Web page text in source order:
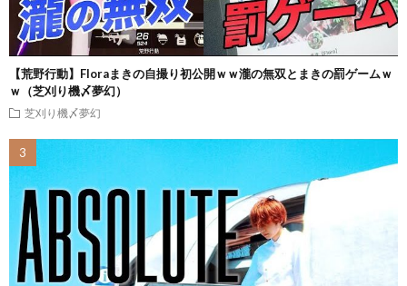
【荒野行動】Floraまきの自撮り初公開ｗｗ瀧の無双とまきの罰ゲームｗ
ｗ（芝刈り機〆夢幻）
芝刈り機〆夢幻